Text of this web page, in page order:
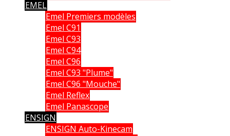
EMEL
Emel Premiers modèles
Emel C91
Emel C93
Emel C94
Emel C96
Emel C93 "Plume"
Emel C96 "Mouche"
Emel Reflex
Emel Panascope
ENSIGN
ENSIGN Auto-Kinecam